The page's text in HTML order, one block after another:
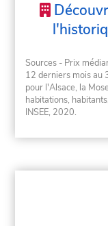
Sources - Prix
12 derniers mois au
pour l'Alsace, la
habitations,
INSEE, 2020.